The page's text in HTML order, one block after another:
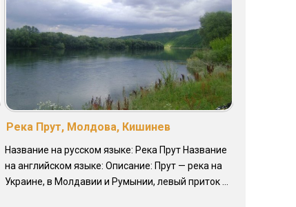
Река Прут, Молдова, Кишинев
Название на русском языке: Река Прут Название
на английском языке: Описание: Прут — река на
Украине, в Молдавии и Румынии, левый приток ...